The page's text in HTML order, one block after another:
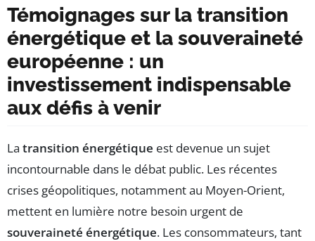
Témoignages sur la transition
énergétique et la souveraineté
européenne : un
investissement indispensable
aux défis à venir
La transition énergétique est devenue un sujet
incontournable dans le débat public. Les récentes
crises géopolitiques, notamment au Moyen-Orient,
mettent en lumière notre besoin urgent de
souveraineté énergétique. Les consommateurs, tant